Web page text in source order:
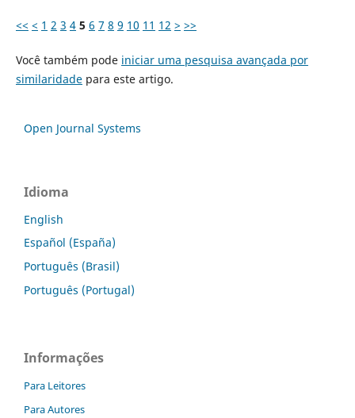
<< < 1 2 3 4 5 6 7 8 9 10 11 12 > >>
Você também pode iniciar uma pesquisa avançada por
similaridadepara este artigo.
Open Journal Systems
Idioma
English
Español (España)
Português (Brasil)
Português (Portugal)
Informações
Para Leitores
Para Autores